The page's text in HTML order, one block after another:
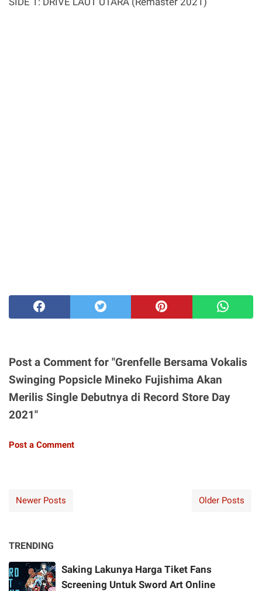
Post a Comment for "Grenfelle Bersama Vokalis
Swinging Popsicle Mineko Fujishima Akan
Merilis Single Debutnya di Record Store Day
2021"
Post a Comment
Newer Posts Older Posts
TRENDING
Saking Lakunya Harga Tiket Fans
Screening Untuk Sword Art Online